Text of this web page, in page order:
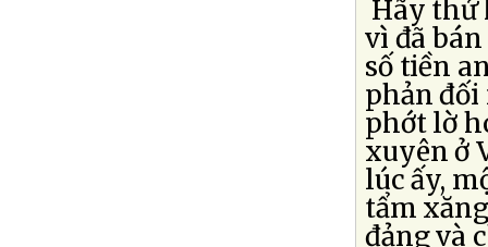
Hãy thử
vì đã
số tiền
phản
phớt lờ
xuyên ở
lúc ấy,
tẩm
đảng và